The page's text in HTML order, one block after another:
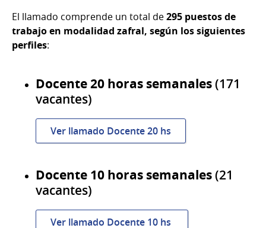
El llamado comprende un total de295 puestos de
trabajo en modalidad zafral, según los siguientes
perfiles:
Docente 20 horas semanales(171
vacantes)
Ver llamado Docente 20 hs
Docente 10 horas semanales(21
vacantes)
Ver llamado Docente 10 hs